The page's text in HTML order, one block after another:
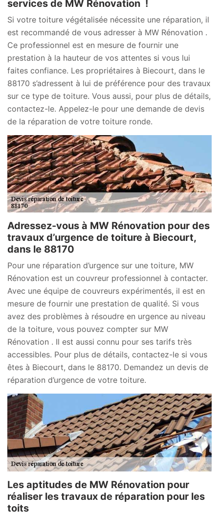
services de MW Rénovation !
Si votre toiture végétalisée nécessite une réparation, il
est recommandé de vous adresser à MW Rénovation .
Ce professionnel est en mesure de fournir une
prestation à la hauteur de vos attentes si vous lui
faites confiance. Les propriétaires à Biecourt, dans le
88170 s’adressent à lui de préférence pour des travaux
sur ce type de toiture. Vous aussi, pour plus de détails,
contactez-le. Appelez-le pour une demande de devis
de la réparation de votre toiture ronde.
Adressez-vous à MW Rénovation pour des
travaux d’urgence de toiture à Biecourt,
dans le 88170
Pour une réparation d’urgence sur une toiture, MW
Rénovation est un couvreur professionnel à contacter.
Avec une équipe de couvreurs expérimentés, il est en
mesure de fournir une prestation de qualité. Si vous
avez des problèmes à résoudre en urgence au niveau
de la toiture, vous pouvez compter sur MW
Rénovation . Il est aussi connu pour ses tarifs très
accessibles. Pour plus de détails, contactez-le si vous
êtes à Biecourt, dans le 88170. Demandez un devis de
réparation d’urgence de votre toiture.
Les aptitudes de MW Rénovation pour
réaliser les travaux de réparation pour les
toits